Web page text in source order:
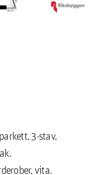
3-stav,
vita.